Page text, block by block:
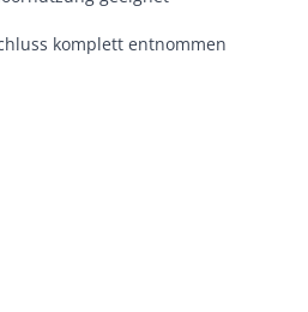
komplett entnommen